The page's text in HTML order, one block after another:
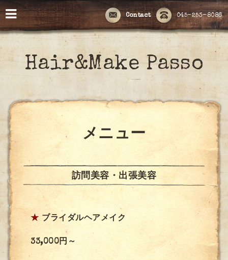
045-253-8086
Contact
Hair&Make Passo
メニュー
訪問美容・出張美容
★ ブライダルヘアメイク
33,000円～